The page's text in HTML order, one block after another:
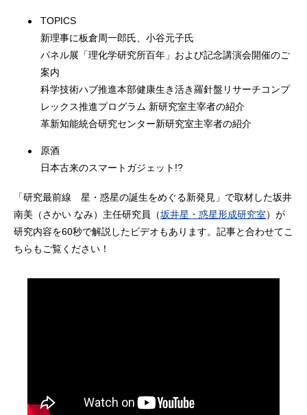
TOPICS
新理事に板倉周一郎氏、小谷元子氏
パネル展「理化学研究所百年」および記念講演会開催のご
案内
科学技術ハブ推進本部健康生き活き羅針盤リサーチコンプ
レックス推進プログラム 新研究室主宰者の紹介
革新知能統合研究センター新研究室主宰者の紹介
原酒
日本古来のスマートガジェット!?
「研究最前線 星・惑星の誕生をめぐる新発見」で取材した坂井
南美（さかい なみ）主任研究員（坂井星・惑星形成研究室）が
研究内容を60秒で解説したビデオもあります。記事と合わせてこ
ちらもご覧ください！